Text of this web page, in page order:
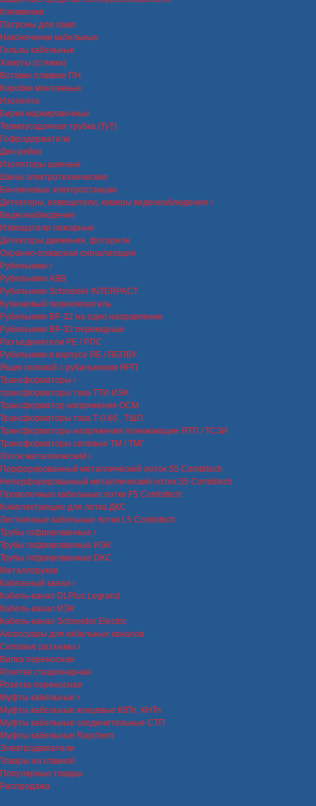
Клеммники
Патроны для ламп
Наконечники кабельные
Гильзы кабельные
Хомуты (стяжки)
Вставки плавкие ПН
Коробки монтажные
Изолента
Бирки маркировочные
Термоусадочная трубка (ТуТ)
Гофродержатели
Дин-рейки
Изоляторы шинные
Шины электротехнические
Бензиновые электростанции
Детекторы, извещатели, камеры видеонаблюдения
Видеонаблюдение
Извещатели пожарные
Детекторы движения, фотореле
Охранно-пожарная сигнализация
Рубильники
Рубильники ABB
Рубильники Schneider INTERPACT
Кулачковый переключатель
Рубильники ВР-32 на одно направление
Рубильники ВР-32 перекидные
Разъединители РЕ / РПС
Рубильники в корпусе ЯБ / ЯБПВУ
Ящик силовой с рубильником ЯРП
Трансформаторы
трансформаторы тока ТТИ ИЭК
Трансформатор напряжения ОСМ
Трансформаторы тока Т-0.66 , ТШП
Трансформаторы напряжения понижающие ЯТП / ТСЗИ
Трансформаторы силовые ТМ / ТМГ
Лоток металлический
Перфорированный металлический лоток S5 Combitech
Неперфорированный металлический лоток S5 Combitech
Проволочные кабельные лотки F5 Combitech
Комплектующие для лотка ДКС
Лестничные кабельные лотки L5 Combitech
Трубы гофрированные
Трубы гофрированные ИЭК
Трубы гофрированные DKC
Металлорукав
Кабельный канал
Кабель-канал DLPlus Legrand
Кабель-канал ИЭК
Кабель-канал Schneider Electric
Аксессуары для кабельных каналов
Силовые разъемы
Вилка переносная
Розетка стационарная
Розетка переносная
Муфты кабельные
Муфты кабельные концевые КВТп, КНТп
Муфты кабельные соединительные СТП
Муфты кабельные Raychem
Электродвигатели
Товары на главной
Популярные товары
Распродажа